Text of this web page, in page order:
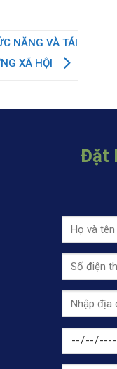
NĂNG VÀ TÁI
XÃ HỘI
Đặt